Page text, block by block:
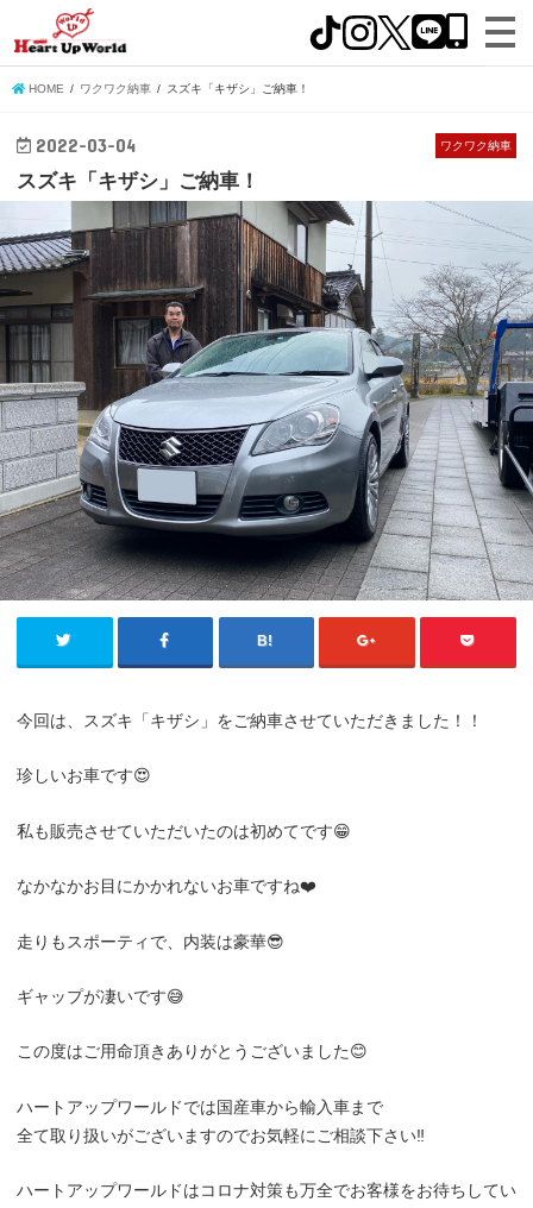
HOME ワクワク納車 スズキ「キザシ」ご納車！
ワクワク納車
2022-03-04
スズキ「キザシ」ご納車！
今回は、スズキ「キザシ」をご納車させていただきました！！
珍しいお車です😍
私も販売させていただいたのは初めてです😁
なかなかお目にかかれないお車ですね❤️
走りもスポーティで、内装は豪華😎
ギャップが凄いです😅
この度はご用命頂きありがとうございました😊
ハートアップワールドでは国産車から輸入車まで
全て取り扱いがございますのでお気軽にご相談下さい‼️
ハートアップワールドはコロナ対策も万全でお客様をお待ちしてい